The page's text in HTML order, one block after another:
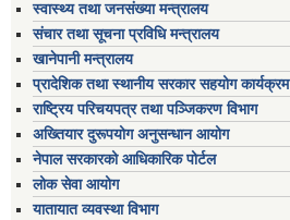
स्वास्थ्य तथा जनसंख्या मन्त्रालय
संचार तथा सूचना प्रविधि मन्त्रालय
खानेपानी मन्त्रालय
प्रादेशिक तथा स्थानीय सरकार सहयोग कार्यक्रम
राष्ट्रिय परिचयपत्र तथा पञ्जिकरण विभाग
अख्तियार दुरूपयोग अनुसन्धान आयोग
नेपाल सरकारको आधिकारिक पोर्टल
लोक सेवा आयोग
यातायात व्यवस्था विभाग